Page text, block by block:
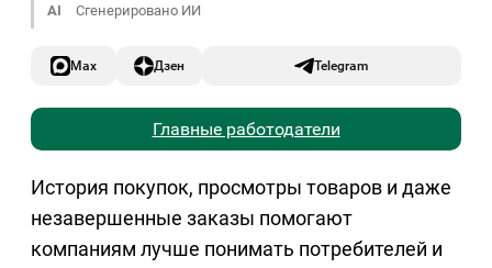
AI Сгенерировано ИИ
Max Дзен Telegram
Главные работодатели
История покупок, просмотры товаров и даже
незавершенные заказы помогают
компаниям лучше понимать потребителей и